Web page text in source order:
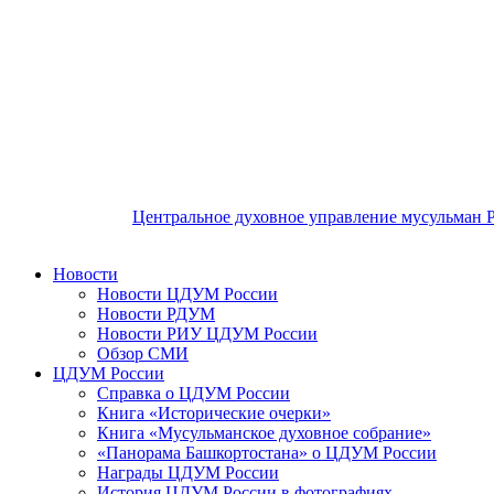
Центральное духовное управление мусульман
Новости
Новости ЦДУМ России
Новости РДУМ
Новости РИУ ЦДУМ России
Обзор СМИ
ЦДУМ России
Справка о ЦДУМ России
Книга «Исторические очерки»
Книга «Мусульманское духовное собрание»
«Панорама Башкортостана» о ЦДУМ России
Награды ЦДУМ России